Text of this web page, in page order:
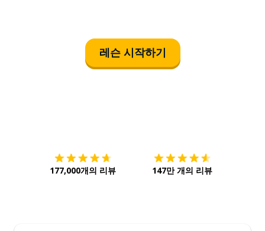
레슨 시작하기
177,000개의 리뷰 147만 개의 리뷰